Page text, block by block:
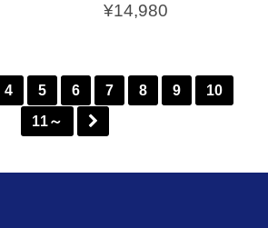
¥14,980
4 5 6 7 8 9
10
11～